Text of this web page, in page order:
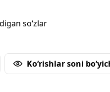
so‘zlar
Ko‘rishlar soni